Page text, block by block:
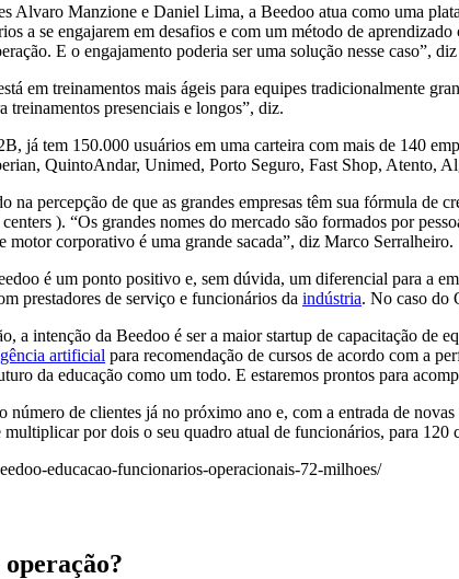
Alvaro Manzione e Daniel Lima, a Beedoo atua como uma
a se engajarem em desafios e com um método de
E o engajamento poderia ser uma solução nesse caso”,
em treinamentos mais ágeis para equipes tradicionalmente
treinamentos presenciais e longos”, diz.
já tem 150.000 usuários em uma carteira com mais de 140
QuintoAndar, Unimed, Porto Seguro, Fast Shop, Atento,
na percepção de que as grandes empresas têm sua fórmula
). “Os grandes nomes do mercado são formados por
motor corporativo é uma grande sacada”, diz Marco Serralheiro.
é um ponto positivo e, sem dúvida, um diferencial para a
prestadores de serviço e funcionários da indústria. No caso do
a intenção da Beedoo é ser a maior startup de capacitação
artificial para recomendação de cursos de acordo com a
da educação como um todo. E estaremos prontos para
número de clientes já no próximo ano e, com a entrada de
multiplicar por dois o seu quadro atual de funcionários, para 120
educacao-funcionarios-operacionais-72-milhoes/